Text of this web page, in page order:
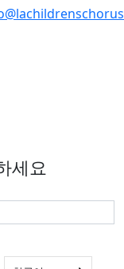
세요